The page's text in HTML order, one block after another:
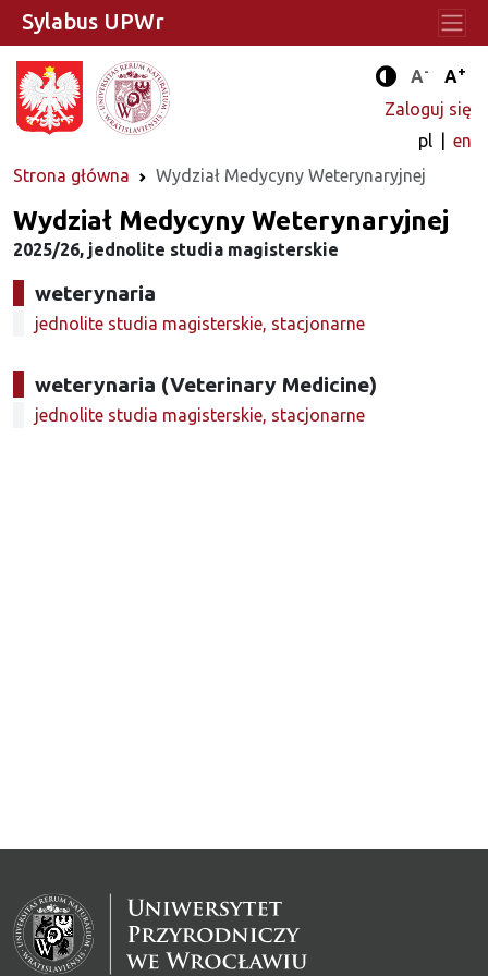
Tryb
A- A+
Zaloguj się
pl
en
Strona główna
Wydział Medycyny Weterynaryjnej
Sylabus UPWr
Wydział Medycyny Weterynaryjnej
2025/26, jednolite studia magisterskie
weterynaria
jednolite studia magisterskie, stacjonarne
weterynaria (Veterinary Medicine)
jednolite studia magisterskie, stacjonarne